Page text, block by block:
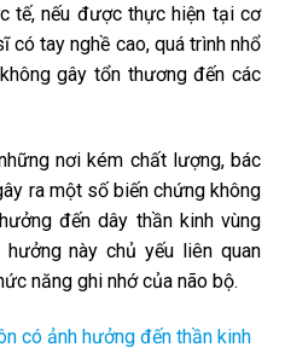
tế, nếu được thực hiện tại cơ
có tay nghề cao, quá trình nhổ
gây tổn thương đến các
nơi kém chất lượng, bác
ra một số biến chứng không
đến dây thần kinh vùng
hưởng này chủ yếu liên quan
năng ghi nhớ của não bộ.
có ảnh hưởng đến thần kinh